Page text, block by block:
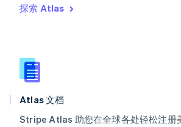
探索 Atlas
Atlas 文档
Stripe Atlas 助您在全球各处轻松注册
西班牙
新西兰
English
匈牙利
English
ItalianoEnglish